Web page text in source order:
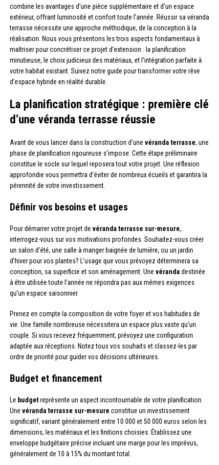
combine les avantages d’une pièce supplémentaire et d’un espace
extérieur, offrant luminosité et confort toute l’année. Réussir sa véranda
terrasse nécessite une approche méthodique, de la conception à la
réalisation. Nous vous présentons les trois aspects fondamentaux à
maîtriser pour concrétiser ce projet d’extension : la planification
minutieuse, le choix judicieux des matériaux, et l’intégration parfaite à
votre habitat existant. Suivez notre guide pour transformer votre rêve
d’espace hybride en réalité durable.
La planification stratégique : première clé
d’une véranda terrasse réussie
Avant de vous lancer dans la construction d’une véranda terrasse, une
phase de planification rigoureuse s’impose. Cette étape préliminaire
constitue le socle sur lequel reposera tout votre projet. Une réflexion
approfondie vous permettra d’éviter de nombreux écueils et garantira la
pérennité de votre investissement.
Définir vos besoins et usages
Pour démarrer votre projet de véranda terrasse sur-mesure,
interrogez-vous sur vos motivations profondes. Souhaitez-vous créer
un salon d’été, une salle à manger baignée de lumière, ou un jardin
d’hiver pour vos plantes? L’usage que vous prévoyez déterminera sa
conception, sa superficie et son aménagement. Une véranda destinée
à être utilisée toute l’année ne répondra pas aux mêmes exigences
qu’un espace saisonnier.
Prenez en compte la composition de votre foyer et vos habitudes de
vie. Une famille nombreuse nécessitera un espace plus vaste qu’un
couple. Si vous recevez fréquemment, prévoyez une configuration
adaptée aux réceptions. Notez tous vos souhaits et classez-les par
ordre de priorité pour guider vos décisions ultérieures.
Budget et financement
Le budgetreprésente un aspect incontournable de votre planification.
Une véranda terrasse sur-mesure constitue un investissement
significatif, variant généralement entre 10 000 et 50 000 euros selon les
dimensions, les matériaux et les finitions choisies. Établissez une
enveloppe budgétaire précise incluant une marge pour les imprévus,
généralement de 10 à 15% du montant total.